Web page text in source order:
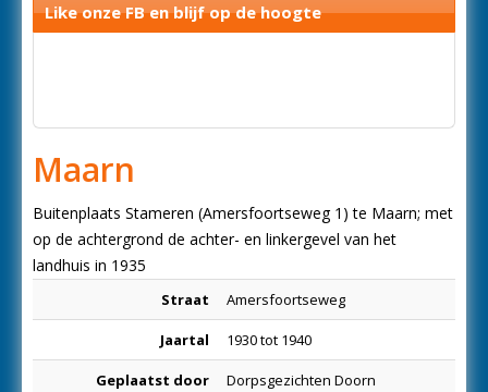
Like onze FB en blijf op de hoogte
Maarn
Buitenplaats Stameren (Amersfoortseweg 1) te Maarn; met
op de achtergrond de achter- en linkergevel van het
landhuis in 1935
Straat Amersfoortseweg
Jaartal 1930 tot 1940
Geplaatst door Dorpsgezichten Doorn